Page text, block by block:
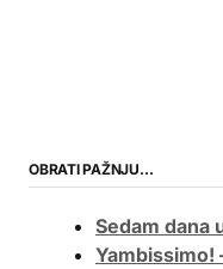
OBRATI PAŽNJU…
Sedam dana
Yambissimo!